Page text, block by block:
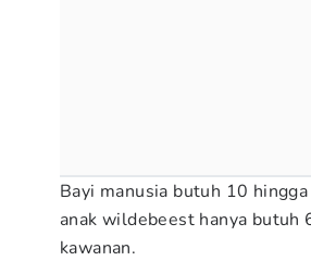
Bayi manusia butuh 10
anak wildebeest hanya
kawanan.